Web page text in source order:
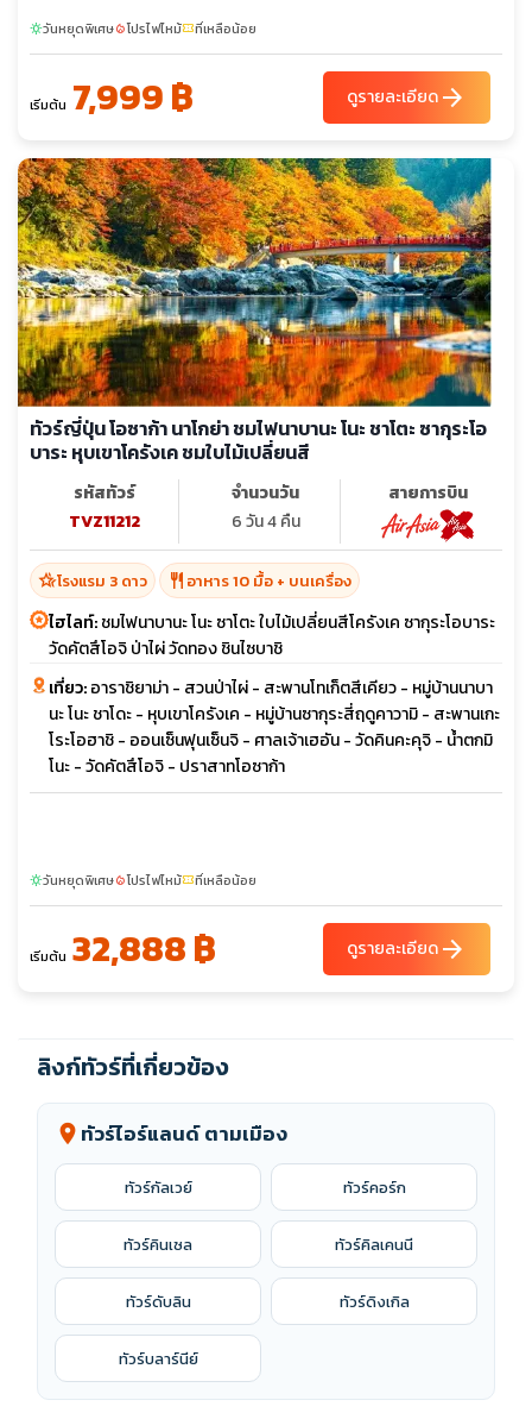
sunnyวันหยุดพิเศษlocal_fire_departmentโปรไฟไหม้confirmation_numberที่เหลือน้อย
เริ่มต้น 7,999 ฿ ดูรายละเอียดarrow_forward
ทัวร์ญี่ปุ่น โอซาก้า นาโกย่า ชมไฟนาบานะ โนะ ชาโตะ ซากุระโอ
บาระ หุบเขาโครังเค ชมใบไม้เปลี่ยนสี
รหัสทัวร์
TVZ11212
จำนวนวัน
6 วัน 4 คืน
สายการบิน
hotel_classโรงแรม 3 ดาว restaurant อาหาร 10 มื้อ + บนเครื่อง
ไฮไลท์:ชมไฟนาบานะ โนะ ซาโตะ ใบไม้เปลี่ยนสีโครังเค ซากุระโอบาระ
วัดคัตสึโอจิ ป่าไผ่ วัดทอง ชินไซบาชิ
เที่ยว:อาราชิยาม่า - สวนป่าไผ่ - สะพานโทเก็ตสีเคียว - หมู่บ้านนาบา
นะ โนะ ชาโดะ - หุบเขาโครังเค - หมู่บ้านซากุระสี่ฤดูคาวามิ - สะพานเกะ
โระโอฮาชิ - ออนเซ็นฟุนเซ็นจิ - ศาลเจ้าเฮอัน - วัดคินคะคุจิ - น้ำตกมิ
โนะ - วัดคัตสึโอจิ - ปราสาทโอซาก้า
sunnyวันหยุดพิเศษlocal_fire_departmentโปรไฟไหม้confirmation_numberที่เหลือน้อย
เริ่มต้น 32,888 ฿ ดูรายละเอียดarrow_forward
ลิงก์ทัวร์ที่เกี่ยวข้อง
location_on ทัวร์ไอร์แลนด์ ตามเมือง
ทัวร์กัลเวย์ ทัวร์คอร์ก
ทัวร์คินเซล ทัวร์คิลเคนนี
ทัวร์ดับลิน ทัวร์ดิงเกิล
ทัวร์บลาร์นีย์